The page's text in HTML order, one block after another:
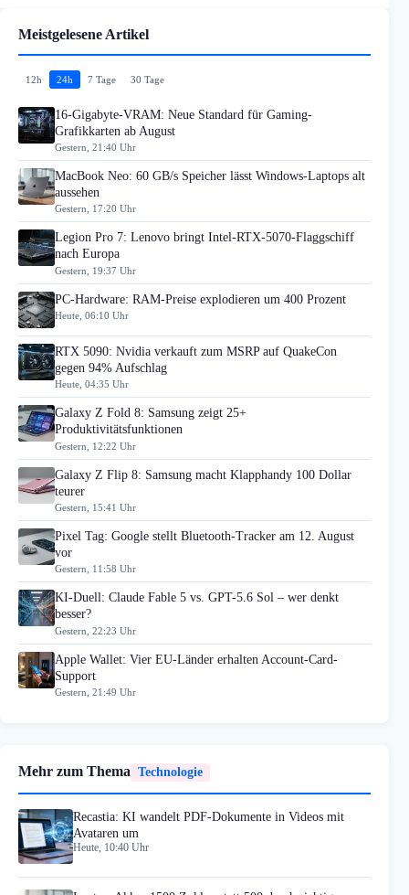
Meistgelesene Artikel
12h 24h 7 Tage 30 Tage
16-Gigabyte-VRAM: Neue Standard für Gaming-
Grafikkarten ab August
Gestern, 21:40 Uhr
MacBook Neo: 60 GB/s Speicher lässt Windows-Laptops alt
aussehen
Gestern, 17:20 Uhr
Legion Pro 7: Lenovo bringt Intel-RTX-5070-Flaggschiff
nach Europa
Gestern, 19:37 Uhr
PC-Hardware: RAM-Preise explodieren um 400 Prozent
Heute, 06:10 Uhr
RTX 5090: Nvidia verkauft zum MSRP auf QuakeCon
gegen 94% Aufschlag
Heute, 04:35 Uhr
Galaxy Z Fold 8: Samsung zeigt 25+
Produktivitätsfunktionen
Gestern, 12:22 Uhr
Galaxy Z Flip 8: Samsung macht Klapphandy 100 Dollar
teurer
Gestern, 15:41 Uhr
Pixel Tag: Google stellt Bluetooth-Tracker am 12. August
vor
Gestern, 11:58 Uhr
KI-Duell: Claude Fable 5 vs. GPT-5.6 Sol – wer denkt
besser?
Gestern, 22:23 Uhr
Apple Wallet: Vier EU-Länder erhalten Account-Card-
Support
Gestern, 21:49 Uhr
Mehr zum Thema Technologie
Recastia: KI wandelt PDF-Dokumente in Videos mit
Avataren um
Heute, 10:40 Uhr